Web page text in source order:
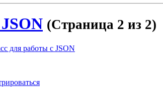
(Страница 2 из 2)
для работы с JSON